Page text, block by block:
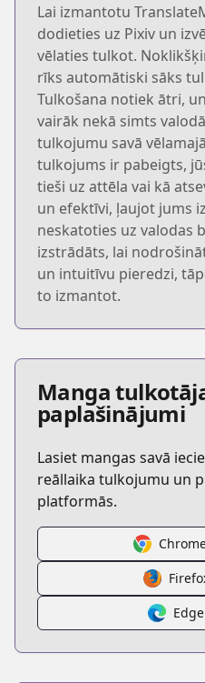
Lai izmantotu
dodieties uz Pixiv un
vēlaties tulkot.
rīks automātiski sāks
Tulkošana notiek ātri,
vairāk nekā simts
tulkojumu savā
tulkojums ir pabeigts,
tieši uz attēla vai kā
un efektīvi, ļaujot jums
neskatoties uz valodas
izstrādāts, lai
un intuitīvu pieredzi,
to izmantot.
Manga
paplašinājumi
Lasiet mangas savā
reāllaika tulkojumu un
platformās.